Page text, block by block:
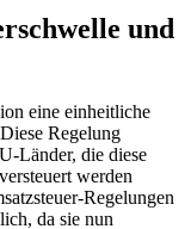
und
eine einheitliche
Regelung
Länder, die diese
werden
Regelungen
da sie nun